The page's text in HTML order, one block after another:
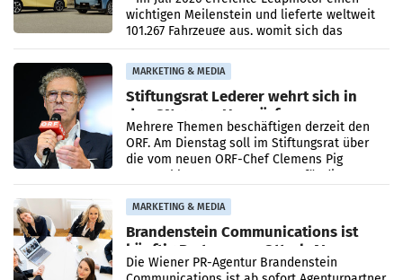
wichtigen Meilenstein und lieferte weltweit
101.267 Fahrzeuge aus, womit sich das
Ergebnis gegenüber Juli 2025 mehr als
verdoppelte (+102
MARKETING & MEDIA
Stiftungsrat Lederer wehrt sich in
den SN gegen Vorwürfe
Mehrere Themen beschäftigen derzeit den
ORF. Am Dienstag soll im Stiftungsrat über
die vom neuen ORF-Chef Clemens Pig
vorgeschlagenen Besetzungen für die
MARKETING & MEDIA
Brandenstein Communications ist
künftig Partner von OtterlyAI
Die Wiener PR-Agentur Brandenstein